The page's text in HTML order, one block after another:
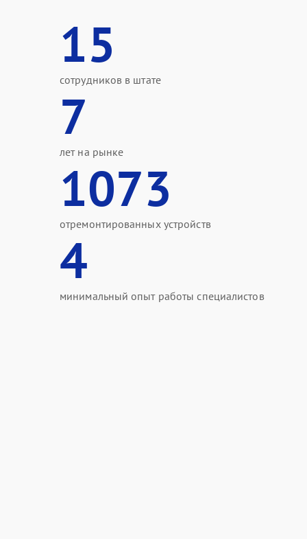
15
сотрудников в штате
7
лет на рынке
1073
отремонтированных устройств
4
минимальный опыт работы специалистов